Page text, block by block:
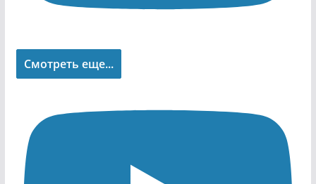
Смотреть еще...